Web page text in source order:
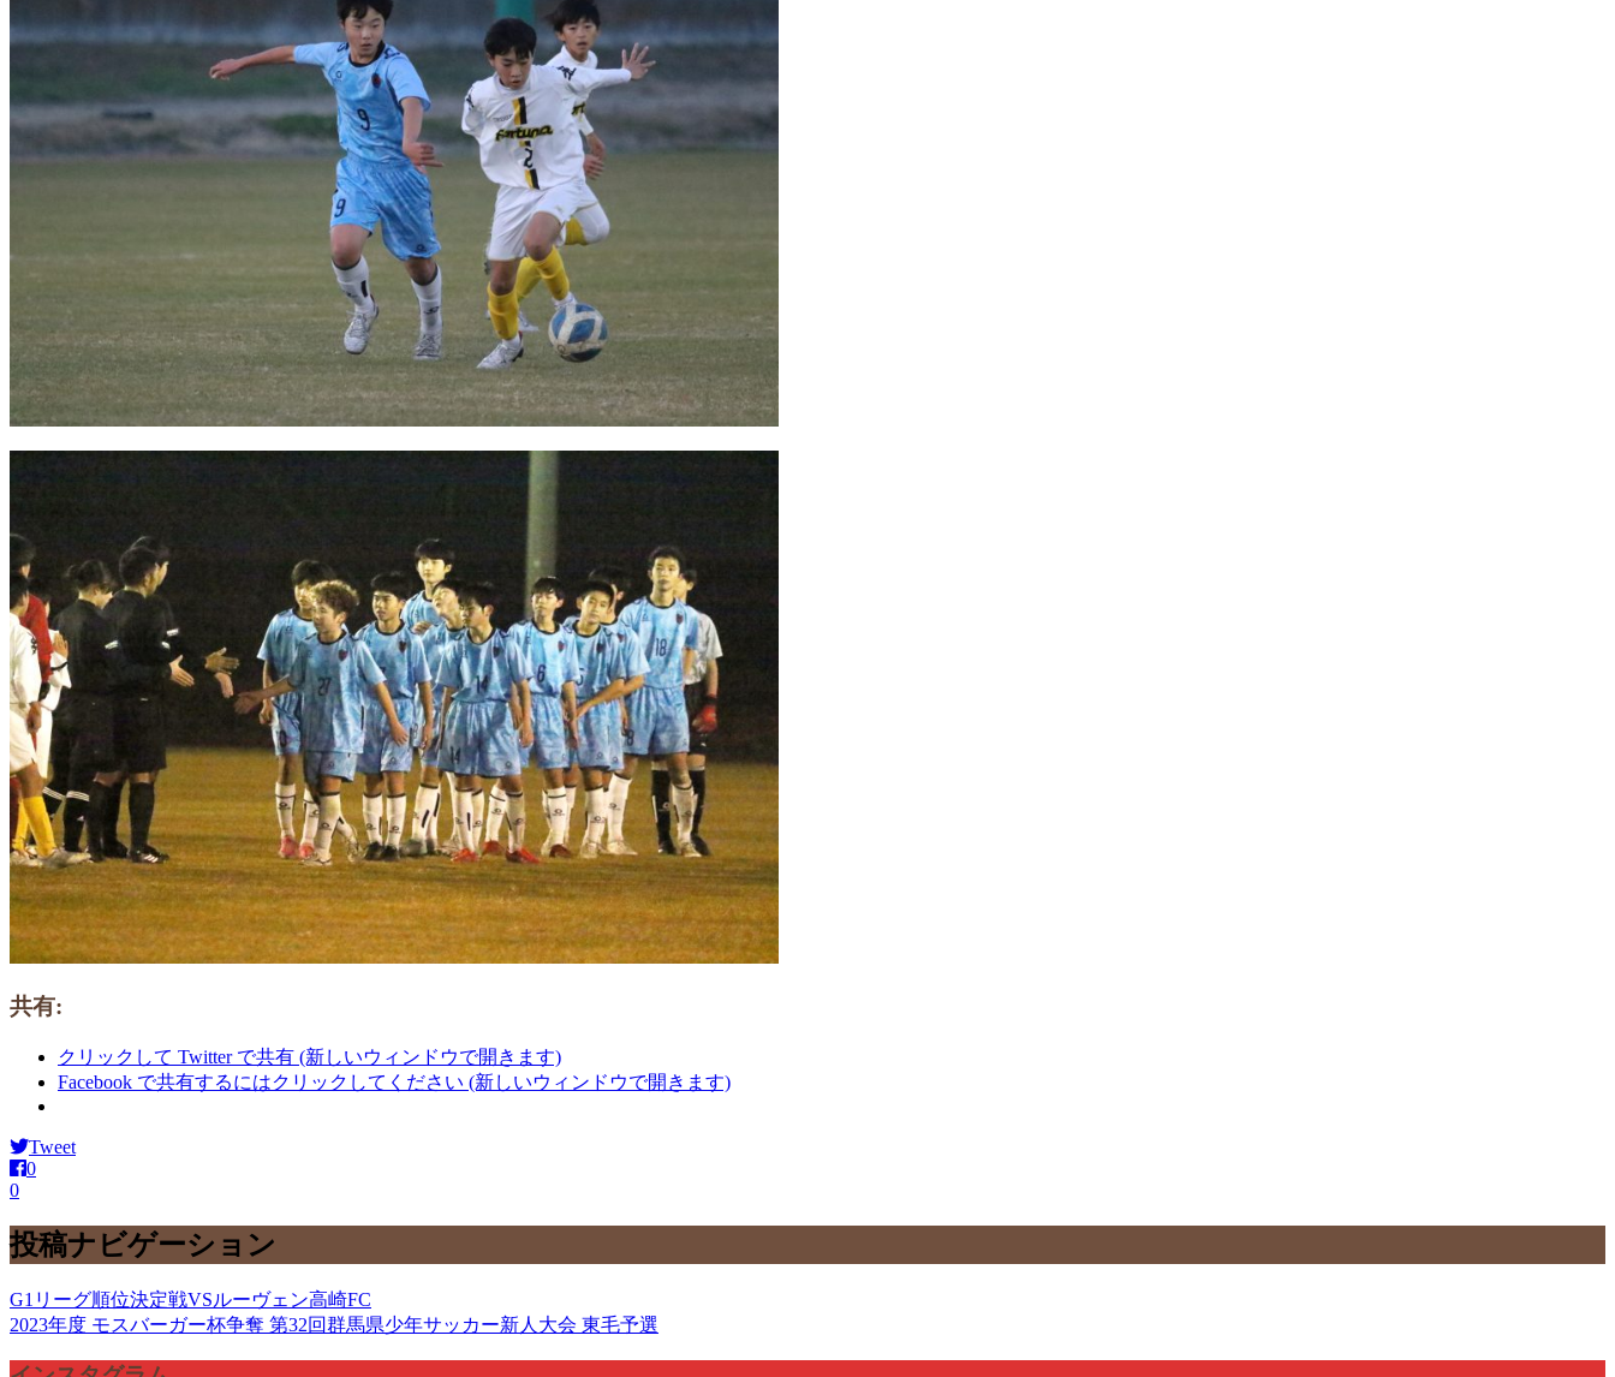
共有:
クリックして Twitter で共有 (新しいウィンドウで開きます)
Facebook で共有するにはクリックしてください (新しいウィンドウで開きます)
Tweet
0
0
投稿ナビゲーション
G1リーグ順位決定戦VSルーヴェン高崎FC
2023年度 モスバーガー杯争奪 第32回群馬県少年サッカー新人大会 東毛予選